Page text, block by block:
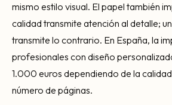
mismo estilo visual. El papel también
calidad transmite atención al detalle;
transmite lo contrario. En España, la
profesionales con diseño
1.000 euros dependiendo de la
número de páginas.